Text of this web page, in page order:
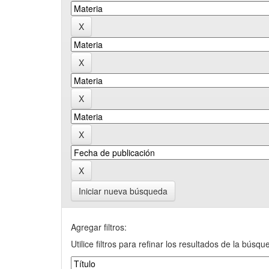
Iniciar nueva búsqueda
Agregar filtros:
Utilice filtros para refinar los resultados de la